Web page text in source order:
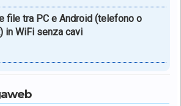
file tra PC e Android (telefono o
in WiFi senza cavi